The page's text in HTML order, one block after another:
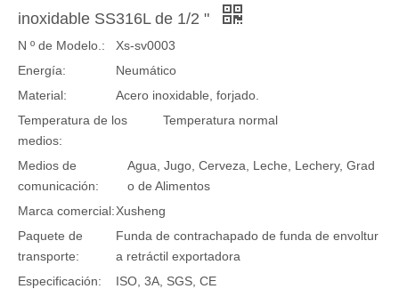
inoxidable SS316L de 1/2 "
N º de Modelo.:
Xs-sv0003
Energía:
Neumático
Material:
Acero inoxidable, forjado.
Temperatura de los
medios:
Temperatura normal
Medios de
comunicación:
Agua, Jugo, Cerveza, Leche, Lechery, Grad
o de Alimentos
Marca comercial:Xusheng
Paquete de
transporte:
Funda de contrachapado de funda de envoltur
a retráctil exportadora
Especificación:
ISO, 3A, SGS, CE